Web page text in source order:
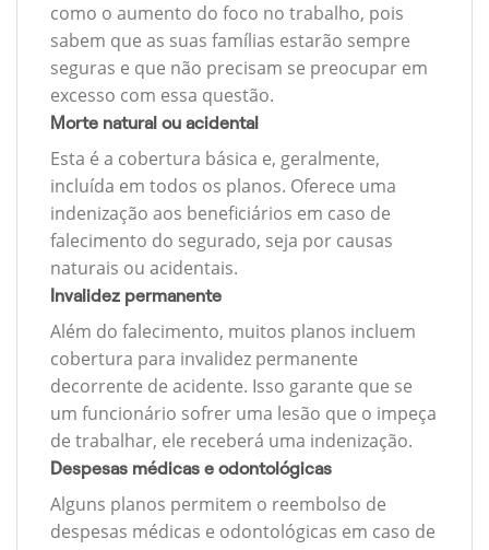
como o aumento do foco no trabalho, pois
sabem que as suas famílias estarão sempre
seguras e que não precisam se preocupar em
excesso com essa questão.
Morte natural ou acidental
Esta é a cobertura básica e, geralmente,
incluída em todos os planos. Oferece uma
indenização aos beneficiários em caso de
falecimento do segurado, seja por causas
naturais ou acidentais.
Invalidez permanente
Além do falecimento, muitos planos incluem
cobertura para invalidez permanente
decorrente de acidente. Isso garante que se
um funcionário sofrer uma lesão que o impeça
de trabalhar, ele receberá uma indenização.
Despesas médicas e odontológicas
Alguns planos permitem o reembolso de
despesas médicas e odontológicas em caso de